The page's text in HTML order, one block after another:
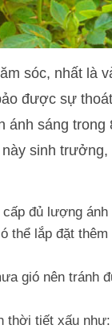
sóc, nhất là
được sự
sáng
sinh
đủ lượng
thể lắp đặt
gió nên tránh
thời tiết xấu